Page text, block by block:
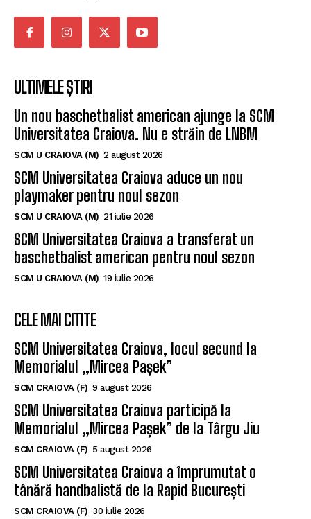
ULTIMELE ȘTIRI
Un nou baschetbalist american ajunge la SCM
Universitatea Craiova. Nu e străin de LNBM
SCM U CRAIOVA (M) 2 august 2026
SCM Universitatea Craiova aduce un nou
playmaker pentru noul sezon
SCM U CRAIOVA (M) 21 iulie 2026
SCM Universitatea Craiova a transferat un
baschetbalist american pentru noul sezon
SCM U CRAIOVA (M) 19 iulie 2026
CELE MAI CITITE
SCM Universitatea Craiova, locul secund la
Memorialul „Mircea Pașek”
SCM CRAIOVA (F) 9 august 2026
SCM Universitatea Craiova participă la
Memorialul „Mircea Pașek” de la Târgu Jiu
SCM CRAIOVA (F) 5 august 2026
SCM Universitatea Craiova a împrumutat o
tânără handbalistă de la Rapid București
SCM CRAIOVA (F) 30 iulie 2026